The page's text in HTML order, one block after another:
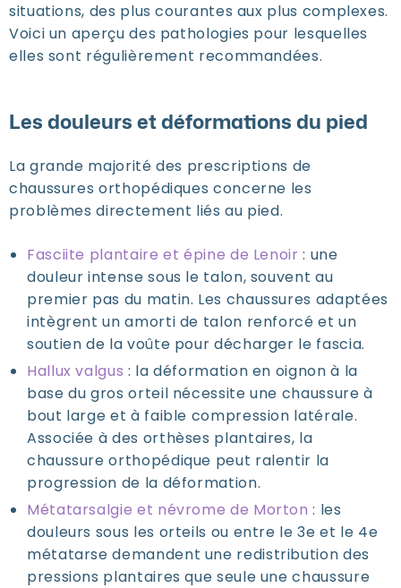
situations, des plus courantes aux plus complexes.
Voici un aperçu des pathologies pour lesquelles
elles sont régulièrement recommandées.
Les douleurs et déformations du pied
La grande majorité des prescriptions de
chaussures orthopédiques concerne les
problèmes directement liés au pied.
Fasciite plantaire et épine de Lenoir : une
douleur intense sous le talon, souvent au
premier pas du matin. Les chaussures adaptées
intègrent un amorti de talon renforcé et un
soutien de la voûte pour décharger le fascia.
Hallux valgus : la déformation en oignon à la
base du gros orteil nécessite une chaussure à
bout large et à faible compression latérale.
Associée à des orthèses plantaires, la
chaussure orthopédique peut ralentir la
progression de la déformation.
Métatarsalgie et névrome de Morton : les
douleurs sous les orteils ou entre le 3e et le 4e
métatarse demandent une redistribution des
pressions plantaires que seule une chaussure